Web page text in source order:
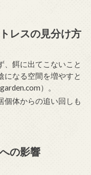
レスの見分け方
、餌に出てこないこと
になる空間を増やすと
）。
個体からの追い回しも
の影響